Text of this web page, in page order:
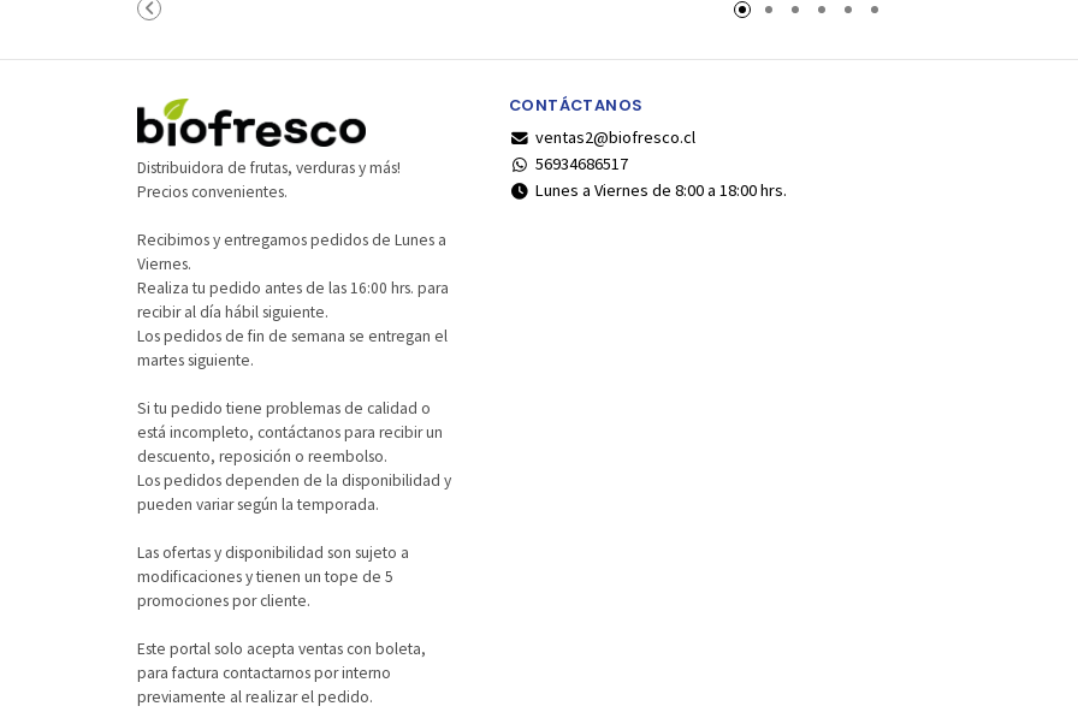
Distribuidora de frutas, verduras y más!
Precios convenientes.
Recibimos y entregamos pedidos de Lunes a
Viernes.
Realiza tu pedido antes de las 16:00 hrs. para
recibir al día hábil siguiente.
Los pedidos de fin de semana se entregan el
martes siguiente.
Si tu pedido tiene problemas de calidad o
está incompleto, contáctanos para recibir un
descuento, reposición o reembolso.
Los pedidos dependen de la disponibilidad y
pueden variar según la temporada.
Las ofertas y disponibilidad son sujeto a
modificaciones y tienen un tope de 5
promociones por cliente.
Este portal solo acepta ventas con boleta,
para factura contactarnos por interno
previamente al realizar el pedido.
CONTÁCTANOS
ventas2@biofresco.cl
56934686517
Lunes a Viernes de 8:00 a 18:00 hrs.